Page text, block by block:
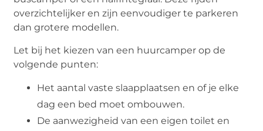
overzichtelijker en zijn eenvoudiger te parkeren
dan grotere modellen.
Let bij het kiezen van een huurcamper op de
volgende punten:
Het aantal vaste slaapplaatsen en of je elke
dag een bed moet ombouwen.
De aanwezigheid van een eigen toilet en